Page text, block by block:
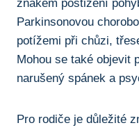
znakem postižení
Parkinsonovou
potížemi při chůzi,⁢
‌Mohou⁢ se také⁣ objevit
narušený spánek a
Pro rodiče je ‌důležité